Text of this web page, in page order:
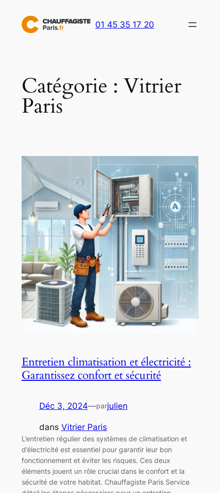
contenu
01 45 35 17 20
Catégorie : Vitrier
Paris
Entretien climatisation et électricité :
Garantissez confort et sécurité
Déc 3, 2024—parjulien
dans Vitrier Paris
L’entretien régulier des systèmes de climatisation et
d’électricité est essentiel pour garantir leur bon
fonctionnement et éviter les risques. Ces deux
éléments jouent un rôle crucial dans le confort et la
sécurité de votre habitat. Chauffagiste Paris Service